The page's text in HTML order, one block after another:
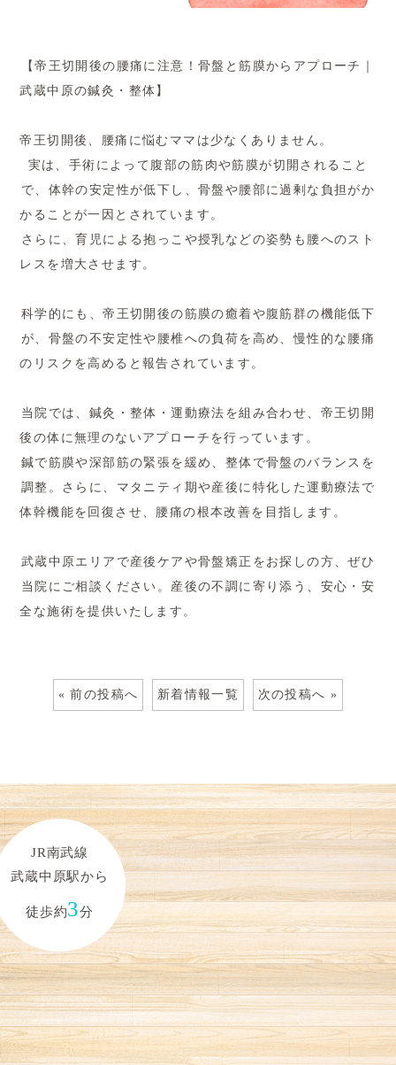
【帝王切開後の腰痛に注意！骨盤と筋膜からアプローチ｜
武蔵中原の鍼灸・整体】
帝王切開後、腰痛に悩むママは少なくありません。
実は、手術によって腹部の筋肉や筋膜が切開されること
で、体幹の安定性が低下し、骨盤や腰部に過剰な負担がか
かることが一因とされています。
さらに、育児による抱っこや授乳などの姿勢も腰へのスト
レスを増大させます。
科学的にも、帝王切開後の筋膜の癒着や腹筋群の機能低下
が、骨盤の不安定性や腰椎への負荷を高め、慢性的な腰痛
のリスクを高めると報告されています。
当院では、鍼灸・整体・運動療法を組み合わせ、帝王切開
後の体に無理のないアプローチを行っています。
鍼で筋膜や深部筋の緊張を緩め、整体で骨盤のバランスを
調整。さらに、マタニティ期や産後に特化した運動療法で
体幹機能を回復させ、腰痛の根本改善を目指します。
武蔵中原エリアで産後ケアや骨盤矯正をお探しの方、ぜひ
当院にご相談ください。産後の不調に寄り添う、安心・安
全な施術を提供いたします。
« 前の投稿へ 新着情報一覧 次の投稿へ »
JR南武線
武蔵中原駅から
徒歩約3分